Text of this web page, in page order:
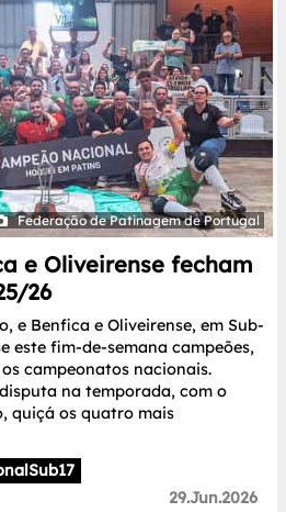
Federação de Patinagem de Portugal
e Oliveirense fecham
26
e Benfica e Oliveirense, em Sub-
este fim-de-semana campeões,
campeonatos nacionais.
na temporada, com o
quiçá os quatro mais
29.Jun.2026